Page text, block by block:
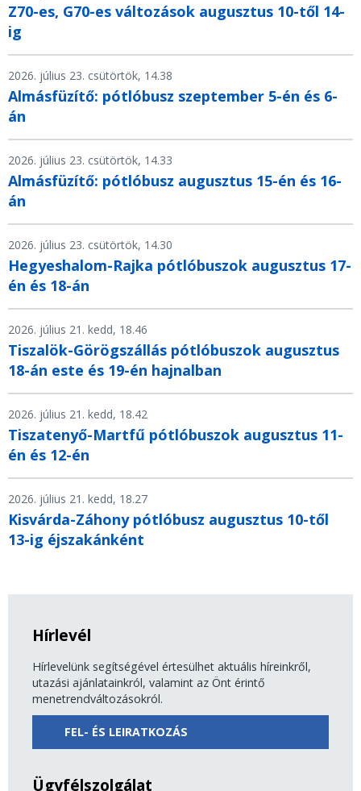
Z70-es, G70-es változások augusztus 10-től 14-
ig
2026. július 23. csütörtök, 14.38
Almásfüzítő: pótlóbusz szeptember 5-én és 6-
án
2026. július 23. csütörtök, 14.33
Almásfüzítő: pótlóbusz augusztus 15-én és 16-
án
2026. július 23. csütörtök, 14.30
Hegyeshalom-Rajka pótlóbuszok augusztus 17-
én és 18-án
2026. július 21. kedd, 18.46
Tiszalök-Görögszállás pótlóbuszok augusztus
18-án este és 19-én hajnalban
2026. július 21. kedd, 18.42
Tiszatenyő-Martfű pótlóbuszok augusztus 11-
én és 12-én
2026. július 21. kedd, 18.27
Kisvárda-Záhony pótlóbusz augusztus 10-től
13-ig éjszakánként
Hírlevél
Hírlevelünk segítségével értesülhet aktuális híreinkről,
utazási ajánlatainkról, valamint az Önt érintő
menetrendváltozásokról.
FEL- ÉS LEIRATKOZÁS
Ügyfélszolgálat